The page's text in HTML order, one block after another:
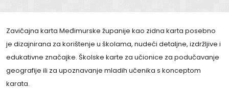
Zavičajna karta Međimurske županije kao zidna karta posebno
je dizajnirana za korištenje u školama, nudeći detaljne, izdržljive i
edukativne značajke. Školske karte za učionice za podučavanje
geografije ili za upoznavanje mladih učenika s konceptom
karata.